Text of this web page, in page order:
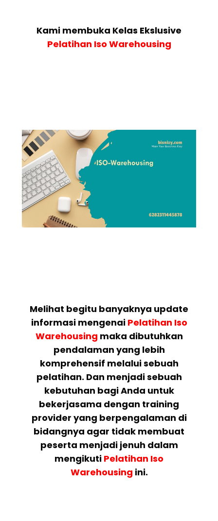
Kami membuka Kelas Ekslusive
Pelatihan Iso Warehousing
Melihat begitu banyaknya update
informasi mengenai Pelatihan Iso
Warehousing maka dibutuhkan
pendalaman yang lebih
komprehensif melalui sebuah
pelatihan. Dan menjadi sebuah
kebutuhan bagi Anda untuk
bekerjasama dengan training
provider yang berpengalaman di
bidangnya agar tidak membuat
peserta menjadi jenuh dalam
mengikuti Pelatihan Iso
Warehousing ini.